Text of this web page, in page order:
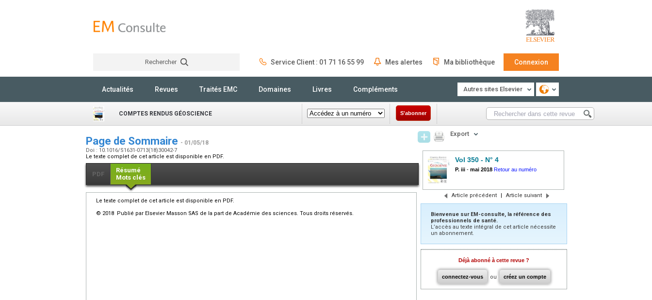
Rechercher Service Client : 01 71 16 55 99 Mes alertes Ma bibliothèque Connexion
Actualités Revues Traités EMC Domaines Livres Compléments Autres sites Elsevier
COMPTES RENDUS GÉOSCIENCE S'abonner
Page de Sommaire - 01/05/18
Doi : 10.1016/S1631-0713(18)30042-7
Le texte complet de cet article est disponible en PDF.
PDF
Résumé
Mots clés
Le texte complet de cet article est disponible en PDF.
© 2018 Publié par Elsevier Masson SAS de la part de Académie des sciences. Tous droits réservés.
Export
Vol 350 - N° 4
P. iii - mai 2018 Retour au numéro
Article précédent | Article suivant
Bienvenue sur EM-consulte, la référence des
professionnels de santé.
L’accès au texte intégral de cet article nécessite
un abonnement.
Déjà abonné à cette revue ?
connectez-vous ou créez un compte